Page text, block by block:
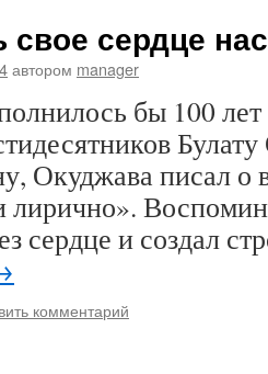
свое сердце
автором manager
бы 100
Окуджава писал о
лирично».
сердце и создал
комментарий